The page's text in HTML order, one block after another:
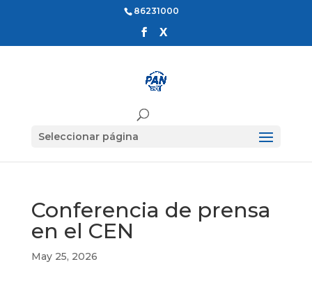
86231000
Seleccionar página
Conferencia de prensa
en el CEN
May 25, 2026